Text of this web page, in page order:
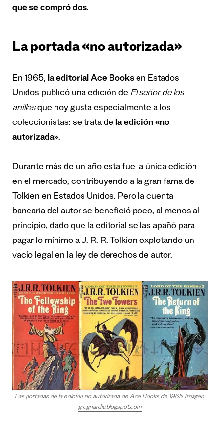
que se compró dos.
La portada «no autorizada»
En 1965, la editorial Ace Books en Estados
Unidos publicó una edición de El señor de los
anillosque hoy gusta especialmente a los
coleccionistas: se trata de la edición «no
autorizada».
Durante más de un año esta fue la única edición
en el mercado, contribuyendo a la gran fama de
Tolkien en Estados Unidos. Pero la cuenta
bancaria del autor se benefició poco, al menos al
principio, dado que la editorial se las apañó para
pagar lo mínimo a J. R. R. Tolkien explotando un
vacío legal en la ley de derechos de autor.
Las portadas de la edición no autorizada de Ace Books de 1965. Imagen:
grognardia.blogspot.com